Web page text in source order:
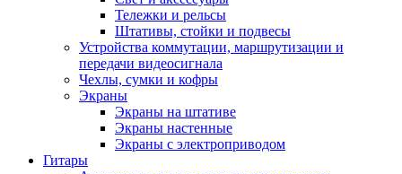
Тележки и рельсы
Штативы, стойки и подвесы
Устройства коммутации, маршрутизации и
передачи видеосигнала
Чехлы, сумки и кофры
Экраны
Экраны на штативе
Экраны настенные
Экраны с электроприводом
Гитары